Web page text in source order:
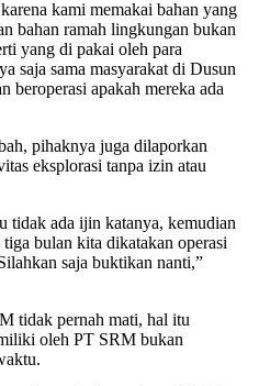
kami memakai bahan yang
bahan ramah lingkungan bukan
yang di pakai oleh para
saja sama masyarakat di Dusun
beroperasi apakah mereka ada
pihaknya juga dilaporkan
eksplorasi tanpa izin atau
tidak ada ijin katanya, kemudian
bulan kita dikatakan operasi
saja buktikan nanti,”
tidak pernah mati, hal itu
oleh PT SRM bukan